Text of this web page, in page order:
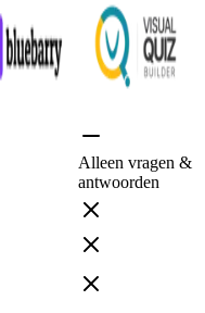
Alleen vragen &
antwoorden